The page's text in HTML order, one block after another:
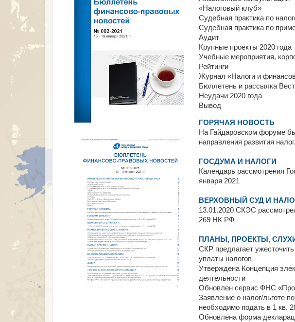
«Налоговый клуб»
Судебная практика по
Судебная практика по
Аудит
Крупные проекты 2020 года
Учебные мероприятия,
Рейтинги
Журнал «Налоги и
Бюллетень и рассылка
Неудачи 2020 года
Вывод
ГОРЯЧАЯ НОВОСТЬ
На Гайдаровском форуме
направления развития
ГОСДУМА И НАЛОГИ
Календарь рассмотрения
января 2021
ВЕРХОВНЫЙ СУД И
13.01.2020 СКЭС
269 НК РФ
ПЛАНЫ, ПРОЕКТЫ,
СКР предлагает
уплаты налогов
Утверждена Концепция
деятельности
Обновлен сервис ФНС
Заявление о налог/льготе
необходимо подать в 1 кв.
Обновлена форма